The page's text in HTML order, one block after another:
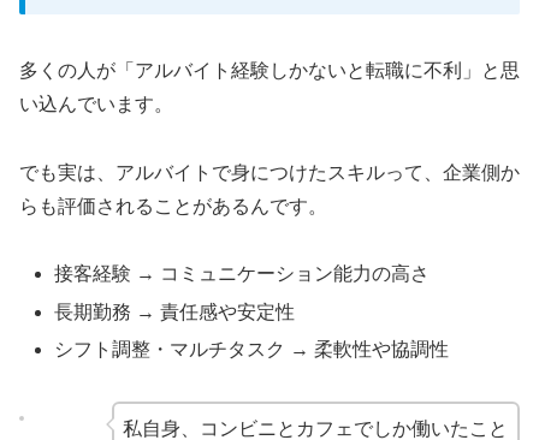
多くの人が「アルバイト経験しかないと転職に不利」と思
い込んでいます。
でも実は、アルバイトで身につけたスキルって、企業側か
らも評価されることがあるんです。
接客経験 → コミュニケーション能力の高さ
長期勤務 → 責任感や安定性
シフト調整・マルチタスク → 柔軟性や協調性
私自身、コンビニとカフェでしか働いたこと